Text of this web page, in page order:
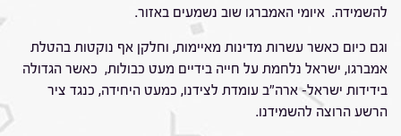
להשמידה. איומי האמברגו שוב נשמעים באזור.
וגם כיום כאשר עשרות מדינות מאיימות, וחלקן אף נוקטות בהטלת
אמברגו, ישראל נלחמת על חייה בידיים מעט כבולות, כאשר הגדולה
בידידות ישראל- ארה"ב עומדת לצידנו, כמעט היחידה, כנגד ציר
הרשע הרוצה להשמידנו.